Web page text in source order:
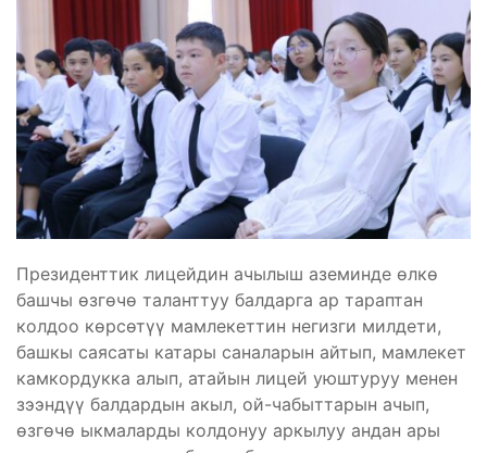
Президенттик лицейдин ачылыш аземинде өлкө
башчы өзгөчө таланттуу балдарга ар тараптан
колдоо көрсөтүү мамлекеттин негизги милдети,
башкы саясаты катары саналарын айтып, мамлекет
камкордукка алып, атайын лицей уюштуруу менен
зээндүү балдардын акыл, ой-чабыттарын ачып,
өзгөчө ыкмаларды колдонуу аркылуу андан ары